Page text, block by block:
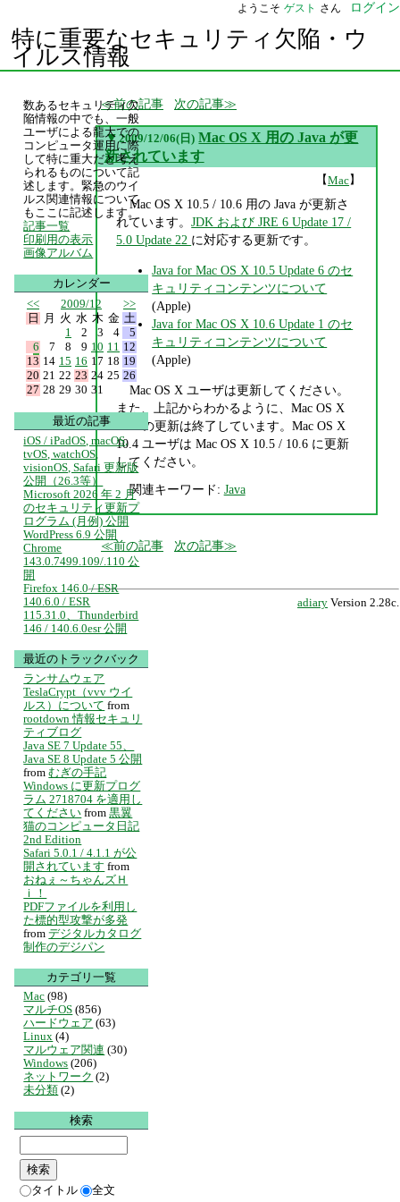
ようこそ ゲスト さん ログイン
特に重要なセキュリティ欠陥・ウ
イルス情報
前の記事 次の記事
▼ 2009/12/06(日) Mac OS X 用の Java が更
新されています
【Mac】
Mac OS X 10.5 / 10.6 用の Java が更新さ
れています。JDK および JRE 6 Update 17 /
5.0 Update 22 に対応する更新です。
Java for Mac OS X 10.5 Update 6 のセ
キュリティコンテンツについて
(Apple)
Java for Mac OS X 10.6 Update 1 のセ
キュリティコンテンツについて
(Apple)
Mac OS X ユーザは更新してください。
また、上記からわかるように、Mac OS X
10.4 の更新は終了しています。Mac OS X
10.4 ユーザは Mac OS X 10.5 / 10.6 に更新
してください。
関連キーワード: Java
前の記事 次の記事
adiary Version 2.28c.
数あるセキュリティ欠
陥情報の中でも、一般
ユーザによる龍大での
コンピュータ運用に際
して特に重大だと考え
られるものについて記
述します。緊急のウイ
ルス関連情報について
もここに記述します。
記事一覧
印刷用の表示
画像アルバム
カレンダー
<<
2009/12
>>
日
月 火 水 木 金 土
1
2 3 4
5
6
7 8 9 10 11 12
13 14 15 16 17 18 19
20 21 22 23 24 25 26
27 28 29 30 31
最近の記事
iOS / iPadOS, macOS,
tvOS, watchOS,
visionOS, Safari 更新版
公開（26.3等）
Microsoft 2026 年 2 月
のセキュリティ更新プ
ログラム (月例) 公開
WordPress 6.9 公開
Chrome
143.0.7499.109/.110 公
開
Firefox 146.0 / ESR
140.6.0 / ESR
115.31.0、Thunderbird
146 / 140.6.0esr 公開
最近のトラックバック
ランサムウェア
TeslaCrypt（vvv ウイ
ルス）について from
rootdown 情報セキュリ
ティブログ
Java SE 7 Update 55、
Java SE 8 Update 5 公開
from むぎの手記
Windows に更新プログ
ラム 2718704 を適用し
てください from 黒翼
猫のコンピュータ日記
2nd Edition
Safari 5.0.1 / 4.1.1 が公
開されています from
おねぇ～ちゃんズＨ
ｉ！
PDFファイルを利用し
た標的型攻撃が多発
from デジタルカタログ
制作のデジパン
カテゴリ一覧
Mac (98)
マルチOS (856)
ハードウェア (63)
Linux (4)
マルウェア関連 (30)
Windows (206)
ネットワーク (2)
未分類 (2)
検索
タイトル 全文